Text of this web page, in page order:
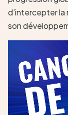
d’intercepter la
son